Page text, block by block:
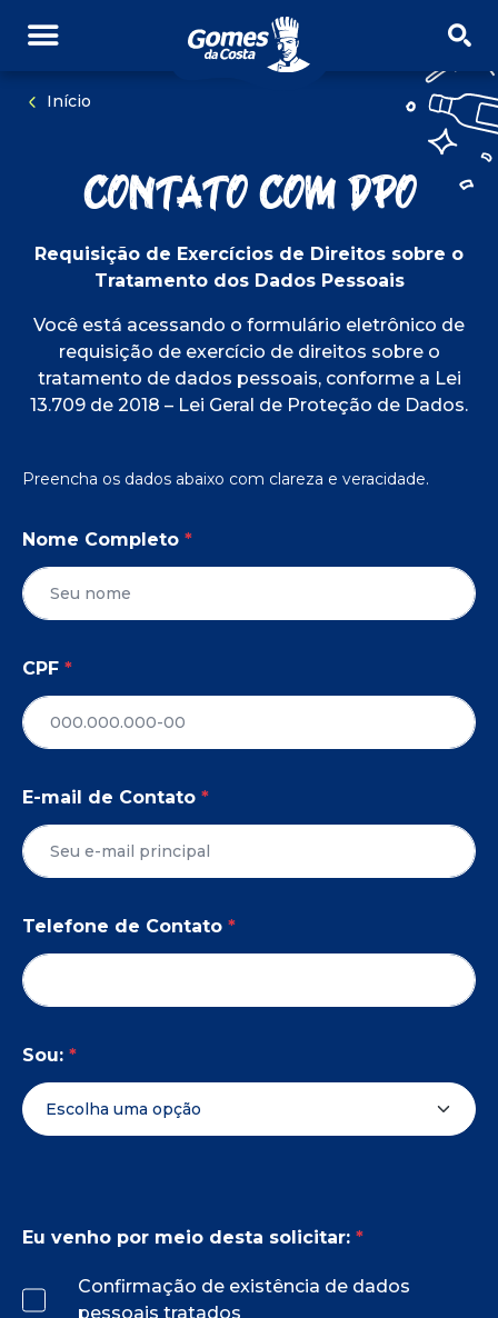
PULE PARA O CONTEÚDO
Início
Contato com DPO
Requisição de Exercícios de Direitos sobre o
Tratamento dos Dados Pessoais
Você está acessando o formulário eletrônico de
requisição de exercício de direitos sobre o
tratamento de dados pessoais, conforme a Lei
13.709 de 2018 – Lei Geral de Proteção de Dados.
Preencha os dados abaixo com clareza e veracidade.
Nome Completo *
CPF *
E-mail de Contato *
Telefone de Contato *
Sou: *
Eu venho por meio desta solicitar: *
Confirmação de existência de dados
pessoais tratados